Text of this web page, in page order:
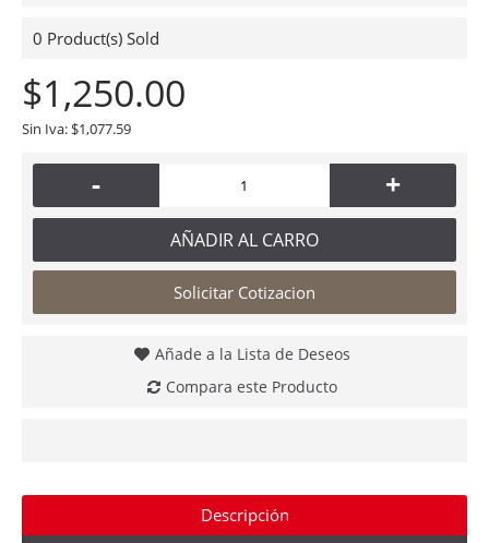
0 Product(s) Sold
$1,250.00
Sin Iva: $1,077.59
- +
AÑADIR AL CARRO
Solicitar Cotizacion
Añade a la Lista de Deseos
Compara este Producto
Descripción